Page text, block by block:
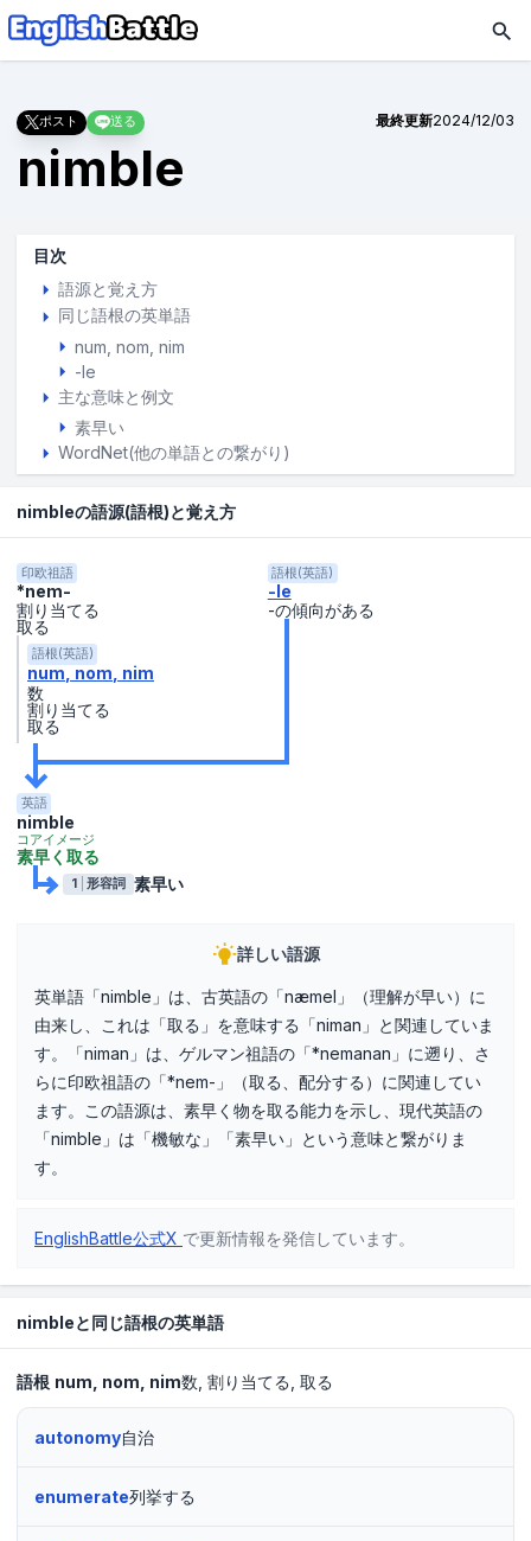
ポスト 送る 最終更新2024/12/03
nimble
目次
語源と覚え方
同じ語根の英単語
num nom nim
-le
主な意味と例文
素早い
WordNet(他の単語との繋がり)
nimbleの語源(語根)と覚え方
印欧祖語
*nem-
割り当てる
取る
語根(英語)
num nom nim
数
割り当てる
取る
語根(英語)
-le
-の傾向がある
英語
nimble
コアイメージ
素早く取る
1 形容詞 素早い
詳しい語源
英単語「nimble」は、古英語の「næmel」（理解が早い）に
由来し、これは「取る」を意味する「niman」と関連していま
す。「niman」は、ゲルマン祖語の「*nemanan」に遡り、さ
らに印欧祖語の「*nem-」（取る、配分する）に関連してい
ます。この語源は、素早く物を取る能力を示し、現代英語の
「nimble」は「機敏な」「素早い」という意味と繋がりま
す。
EnglishBattle公式X で更新情報を発信しています。
nimbleと同じ語根の英単語
語根 num nom nim数 割り当てる 取る
autonomy自治
enumerate列挙する